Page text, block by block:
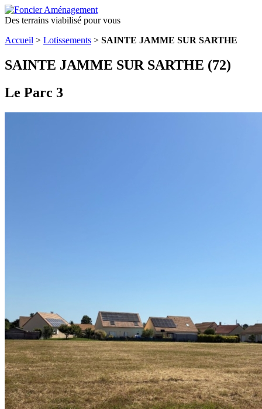
Des terrains viabilisé pour vous
Accueil > Lotissements > SAINTE JAMME SUR SARTHE
SAINTE JAMME SUR SARTHE (72)
Le Parc 3